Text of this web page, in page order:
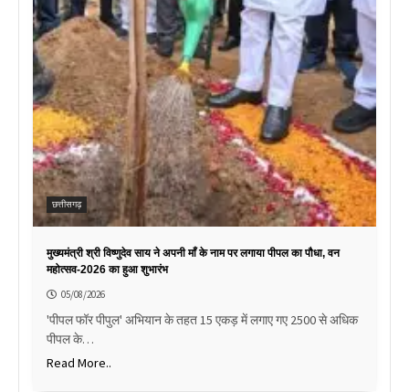
छत्तीसगढ़
मुख्यमंत्री श्री विष्णुदेव साय ने अपनी माँ के नाम पर लगाया पीपल का पौधा, वन
महोत्सव-2026 का हुआ शुभारंभ
05/08/2026
'पीपल फॉर पीपुल' अभियान के तहत 15 एकड़ में लगाए गए 2500 से अधिक
पीपल के…
Read More..